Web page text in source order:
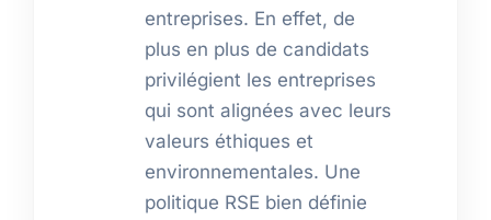
entreprises. En effet, de
plus en plus de candidats
privilégient les entreprises
qui sont alignées avec leurs
valeurs éthiques et
environnementales. Une
politique RSE bien définie